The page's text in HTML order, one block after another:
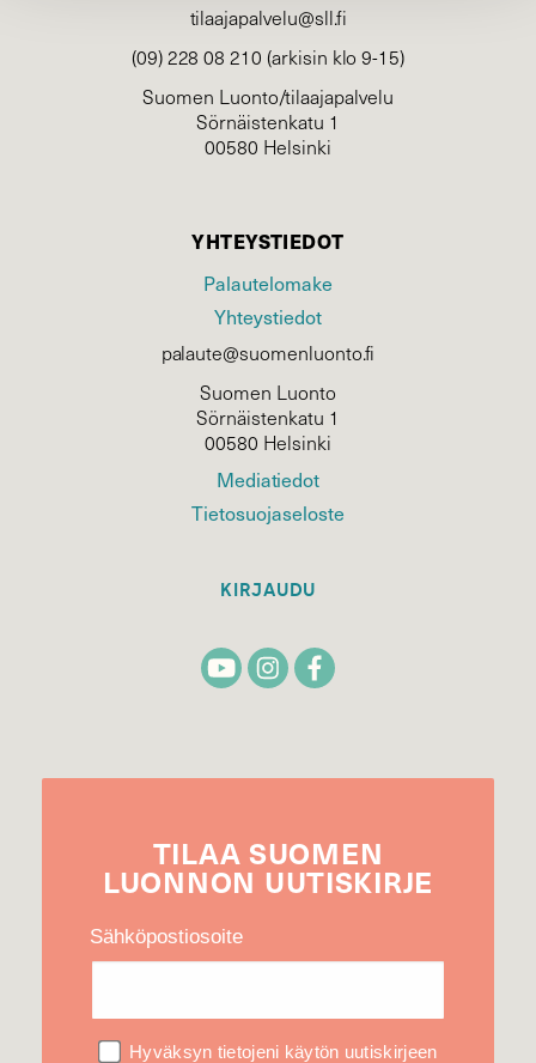
tilaajapalvelu@sll.fi
(09) 228 08 210 (arkisin klo 9-15)
Suomen Luonto/tilaajapalvelu
Sörnäistenkatu 1
00580 Helsinki
YHTEYSTIEDOT
Palautelomake
Yhteystiedot
palaute@suomenluonto.fi
Suomen Luonto
Sörnäistenkatu 1
00580 Helsinki
Mediatiedot
Tietosuojaseloste
KIRJAUDU
TILAA SUOMEN
LUONNON UUTIS­KIRJE
Sähköpostiosoite
Hyväksyn tietojeni käytön uutiskirjeen